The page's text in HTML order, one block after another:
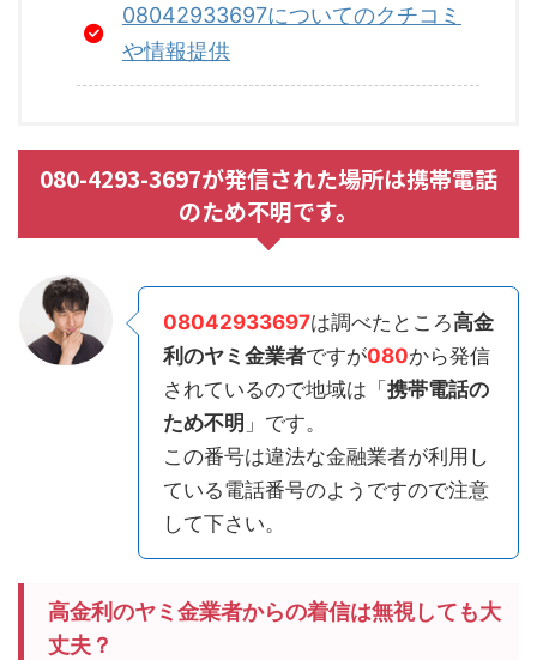
08042933697についてのクチコミ
や情報提供
080-4293-3697が発信された場所は携帯電話
のため不明です。
08042933697は調べたところ高金
利のヤミ金業者ですが080から発信
されているので地域は「 携帯電話の
ため不明 」です。
この番号は違法な金融業者が利用し
ている電話番号のようですので注意
して下さい。
高金利のヤミ金業者からの着信は無視しても大
丈夫？